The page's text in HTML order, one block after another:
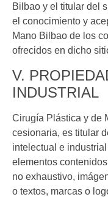
Bilbao y el titular del
el conocimiento y
Mano Bilbao de los
ofrecidos en dicho
V.
INDUSTRIAL
Cirugía Plástica y de
cesionaria, es titular
intelectual e
elementos
no exhaustivo,
o textos, marcas o